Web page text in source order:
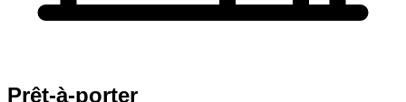
Prêt-à-porter